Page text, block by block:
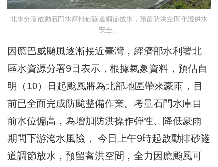
北水分署啟動石門水庫排砂隧道調節放水，預留防洪空間守護供水
安全。
因應巴威颱風逐漸接近臺灣，經濟部水利署北
區水資源分署9日表示，根據氣象資料，預估自
明（10）日起颱風將為北部地區帶來豪雨，目
前已全面完成防颱整備作業。考量石門水庫目
前水位偏高，為增加防洪操作彈性、降低豪雨
期間下游淹水風險， 今日上午9時起啟動排砂隧
道調節放水，預留蓄洪空間，全力因應颱風可